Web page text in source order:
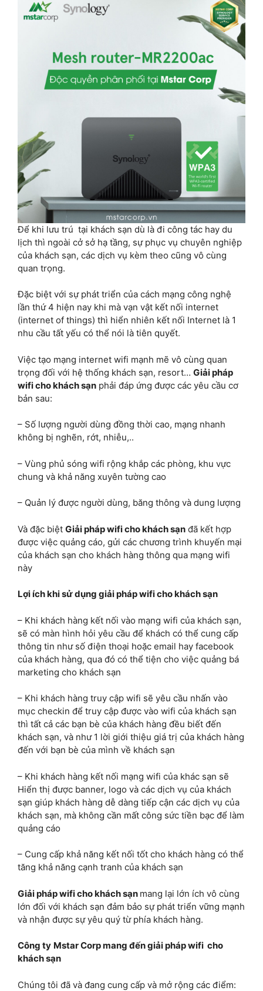
Để khi lưu trú tại khách sạn dù là đi công tác hay du
lịch thì ngoài cở sở hạ tầng, sự phục vụ chuyên nghiệp
của khách sạn, các dịch vụ kèm theo cũng vô cùng
quan trọng.
Đặc biệt với sự phát triển của cách mạng công nghệ
lần thứ 4 hiện nay khi mà vạn vật kết nối internet
(internet of things) thì hiển nhiên kết nối Internet là 1
nhu cầu tất yếu có thể nói là tiên quyết.
Việc tạo mạng internet wifi mạnh mẽ vô cùng quan
trọng đối với hệ thống khách sạn, resort… Giải pháp
wifi cho khách sạn phải đáp ứng được các yêu cầu cơ
bản sau:
– Số lượng người dùng đồng thời cao, mạng nhanh
không bị nghẽn, rớt, nhiễu,..
– Vùng phủ sóng wifi rộng khắp các phòng, khu vực
chung và khả năng xuyên tường cao
– Quản lý được người dùng, băng thông và dung lượng
Và đặc biệt Giải pháp wifi cho khách sạn đã kết hợp
được việc quảng cáo, gửi các chương trình khuyến mại
của khách sạn cho khách hàng thông qua mạng wifi
này
Lợi ích khi sử dụng giải pháp wifi cho khách sạn
– Khi khách hàng kết nối vào mạng wifi của khách sạn,
sẽ có màn hình hỏi yêu cầu để khách có thể cung cấp
thông tin như số điện thoại hoặc email hay facebook
của khách hàng, qua đó có thể tiện cho việc quảng bá
marketing cho khách sạn
– Khi khách hàng truy cập wifi sẽ yêu cầu nhấn vào
mục checkin để truy cập được vào wifi của khách sạn
thì tất cả các bạn bè của khách hàng đều biết đến
khách sạn, và như 1 lời giới thiệu giá trị của khách hàng
đến với bạn bè của mình về khách sạn
– Khi khách hàng kết nối mạng wifi của khác sạn sẽ
Hiển thị được banner, logo và các dịch vụ của khách
sạn giúp khách hàng dễ dàng tiếp cận các dịch vụ của
khách sạn, mà không cần mất công sức tiền bạc để làm
quảng cáo
– Cung cấp khả năng kết nối tốt cho khách hàng có thể
tăng khả năng cạnh tranh của khách sạn
Giải pháp wifi cho khách sạn mang lại lớn ích vô cùng
lớn đối với khách sạn đảm bảo sự phát triển vững mạnh
và nhận được sự yêu quý từ phía khách hàng.
Công ty Mstar Corp mang đến giải pháp wifi cho
khách sạn
Chúng tôi đã và đang cung cấp và mở rộng các điểm: